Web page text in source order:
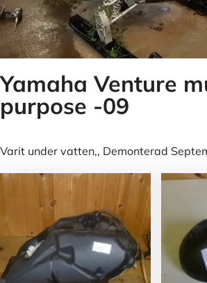
Yamaha Venture
purpose -09
Varit under vatten,, Demonterad